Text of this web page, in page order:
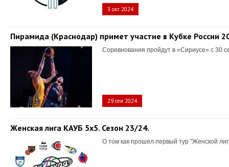
3 окт 2024
Пирамида (Краснодар) примет участие в Кубке России
Соревнования пройдут в «Сириусе» с 30
29 сен 2024
Женская лига КАУБ 5х5. Сезон 23/24.
О том как прошел первый тур "Женской